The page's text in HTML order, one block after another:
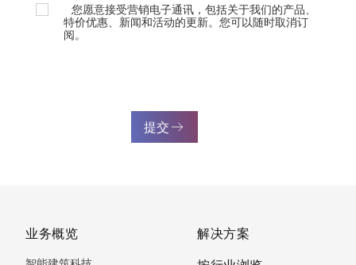
您愿意接受营销电子通讯，包括关于我们的产品、
特价优惠、新闻和活动的更新。您可以随时取消订
阅。
提交
业务概览
解决方案